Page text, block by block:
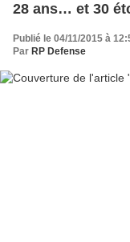
28 ans… et 30
Publié le 04/11/2015 à
Par RP Defense